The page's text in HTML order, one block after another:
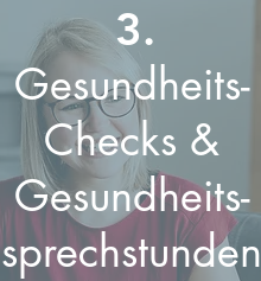
3.
Gesundheits-
Checks &
Gesundheits-
sprechstunden